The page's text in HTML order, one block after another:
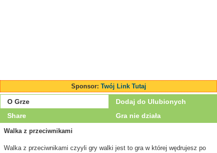
Sponsor: Twój Link Tutaj
O Grze
Dodaj do Ulubionych
Share
Gra nie działa
Walka z przeciwnikami
Walka z przeciwnikami czyyli gry walki jest to gra w której wędrujesz po